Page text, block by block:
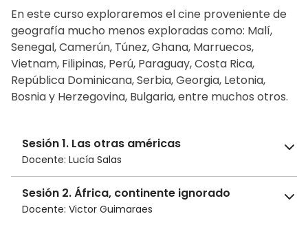
En este curso exploraremos el cine proveniente de
geografía mucho menos exploradas como: Malí,
Senegal, Camerún, Túnez, Ghana, Marruecos,
Vietnam, Filipinas, Perú, Paraguay, Costa Rica,
República Dominicana, Serbia, Georgia, Letonia,
Bosnia y Herzegovina, Bulgaria, entre muchos otros.
Sesión 1. Las otras américas
Docente: Lucía Salas
Sesión 2. África, continente ignorado
Docente: Victor Guimaraes